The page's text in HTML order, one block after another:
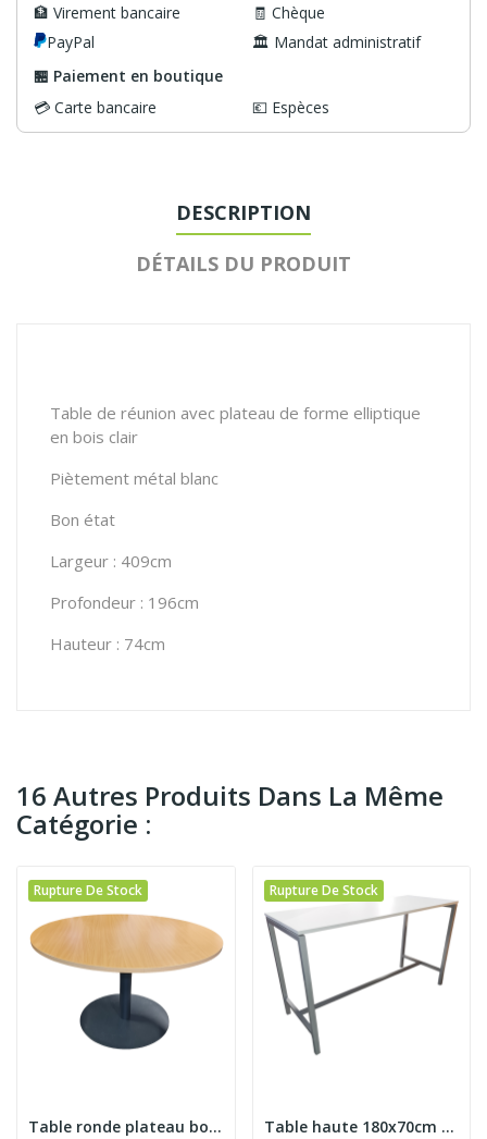
🏦 Virement bancaire
🧾 Chèque
PayPal
🏛️ Mandat administratif
🏪 Paiement en boutique
💳 Carte bancaire
💶 Espèces
DESCRIPTION
DÉTAILS DU PRODUIT
Table de réunion avec plateau de forme elliptique
en bois clair
Piètement métal blanc
Bon état
Largeur : 409cm
Profondeur : 196cm
Hauteur : 74cm
16 Autres Produits Dans La Même
Catégorie :
Rupture De Stock
Table ronde plateau bois pied métal anthracite...
Rupture De Stock
Table haute 180x70cm avec pieds en métal gris